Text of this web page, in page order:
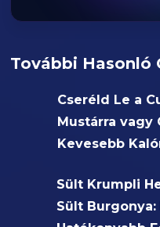
További Hasonló
Cseréld Le a
Mustárra vagy
Kevesebb
Sült Krumpli
Sült Burgonya: